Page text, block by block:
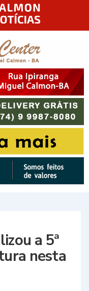
a 5ª
nesta